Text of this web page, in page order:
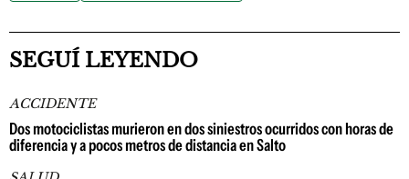
SEGUÍ LEYENDO
ACCIDENTE
Dos motociclistas murieron en dos siniestros ocurridos con horas de
diferencia y a pocos metros de distancia en Salto